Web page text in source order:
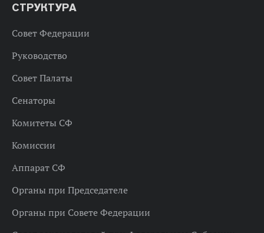
СТРУКТУРА
Совет Федерации
Руководство
Совет Палаты
Сенаторы
Комитеты СФ
Комиссии
Аппарат СФ
Органы при Председателе
Органы при Совете Федерации